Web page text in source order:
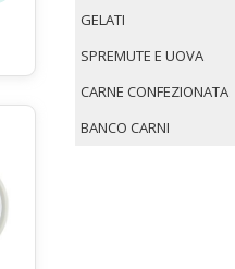
GELATI
SPREMUTE E UOVA
CARNE CONFEZIONATA
BANCO CARNI